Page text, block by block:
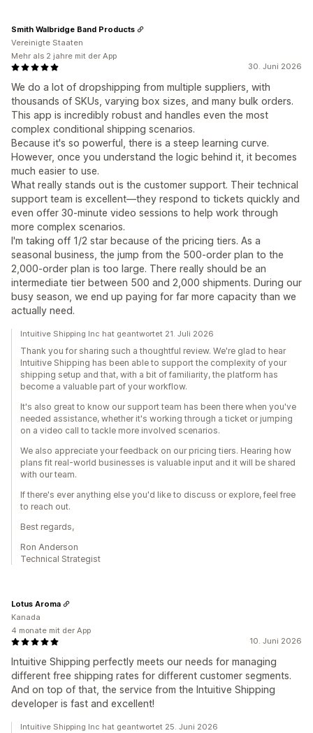
30. Juni 2026
We do a lot of dropshipping from multiple suppliers, with
thousands of SKUs, varying box sizes, and many bulk orders.
This app is incredibly robust and handles even the most
complex conditional shipping scenarios.
Because it's so powerful, there is a steep learning curve.
However, once you understand the logic behind it, it becomes
much easier to use.
What really stands out is the customer support. Their technical
support team is excellent—they respond to tickets quickly and
even offer 30-minute video sessions to help work through
more complex scenarios.
I'm taking off 1/2 star because of the pricing tiers. As a
seasonal business, the jump from the 500-order plan to the
2,000-order plan is too large. There really should be an
intermediate tier between 500 and 2,000 shipments. During our
busy season, we end up paying for far more capacity than we
actually need.
Smith Walbridge Band Products
Vereinigte Staaten
Mehr als 2 jahre mit der App
Intuitive Shipping Inc hat geantwortet 21. Juli 2026
Thank you for sharing such a thoughtful review. We're glad to hear
Intuitive Shipping has been able to support the complexity of your
shipping setup and that, with a bit of familiarity, the platform has
become a valuable part of your workflow.
It's also great to know our support team has been there when you've
needed assistance, whether it's working through a ticket or jumping
on a video call to tackle more involved scenarios.
We also appreciate your feedback on our pricing tiers. Hearing how
plans fit real-world businesses is valuable input and it will be shared
with our team.
If there's ever anything else you'd like to discuss or explore, feel free
to reach out.
Best regards,
Ron Anderson
Technical Strategist
10. Juni 2026
Intuitive Shipping perfectly meets our needs for managing
different free shipping rates for different customer segments.
And on top of that, the service from the Intuitive Shipping
developer is fast and excellent!
Lotus Aroma
Kanada
4 monate mit der App
Intuitive Shipping Inc hat geantwortet 25. Juni 2026